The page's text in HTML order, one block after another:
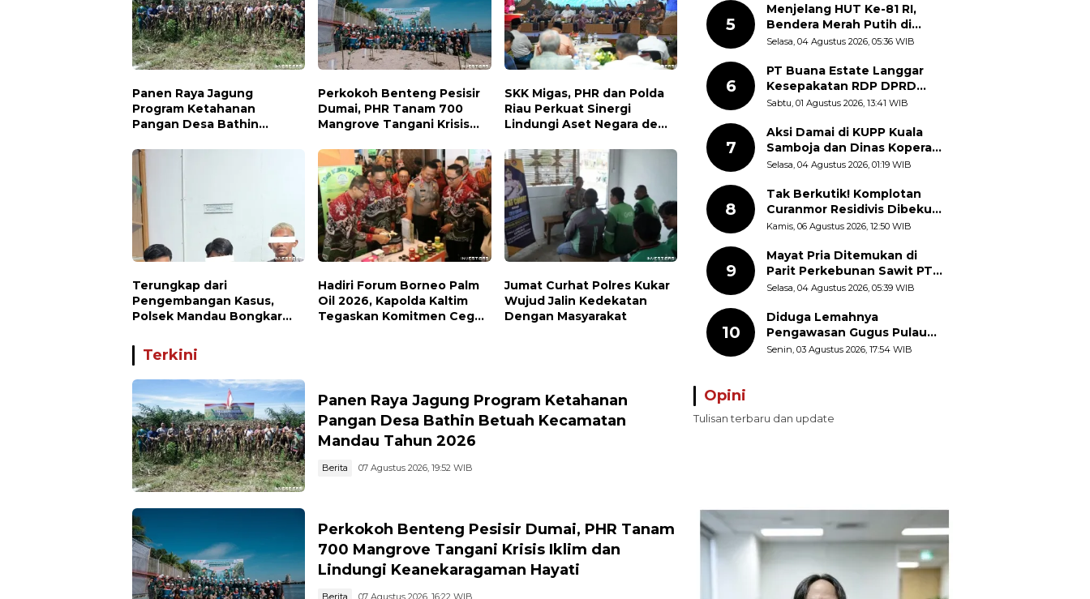
Panen Raya Jagung
Program Ketahanan
Pangan Desa Bathin
Tahun 2026
Perkokoh Benteng Pesisir
Dumai, PHR Tanam 700
Mangrove Tangani Krisis
Keanekaragaman Hayati
SKK Migas, PHR dan Polda
Riau Perkuat Sinergi
Lindungi Aset Negara demi
Nasional
Terungkap dari
Pengembangan Kasus,
Polsek Mandau Bongkar
di Air Jamban, Tiga Pelaku
Diamankan
Hadiri Forum Borneo Palm
Oil 2026, Kapolda Kaltim
Tegaskan Komitmen Cegah
Jumat Curhat Polres Kukar
Wujud Jalin Kedekatan
Dengan Masyarakat
Terkini
Panen Raya Jagung Program Ketahanan
Pangan Desa Bathin Betuah Kecamatan
Mandau Tahun 2026
Berita 07 Agustus 2026, 19:52 WIB
Perkokoh Benteng Pesisir Dumai, PHR Tanam
700 Mangrove Tangani Krisis Iklim dan
Lindungi Keanekaragaman Hayati
Berita 07 Agustus 2026, 16:22 WIB
Diajak Perkuat Semangat
Nasionalisme
5
Menjelang HUT Ke-81 RI,
Bendera Merah Putih di
Kantor Dinas Kehutanan
Selasa, 04 Agustus 2026, 05:36 WIB
6
PT Buana Estate Langgar
Kesepakatan RDP DPRD
Sumut: Pasang Pilar Tapal
Libatkan Masyarakat
Sabtu, 01 Agustus 2026, 13:41 WIB
7
Aksi Damai di KUPP Kuala
Samboja dan Dinas Koperasi
Kukar, Tuntut Keadilan dan
Selasa, 04 Agustus 2026, 01:19 WIB
8
Tak Berkutik! Komplotan
Curanmor Residivis Dibekuk
Polisi, Delapan Aksi
Terungkap
Kamis, 06 Agustus 2026, 12:50 WIB
9
Mayat Pria Ditemukan di
Parit Perkebunan Sawit PT
Hindoli Keluang, Polisi
Selasa, 04 Agustus 2026, 05:39 WIB
10
Diduga Lemahnya
Pengawasan Gugus Pulau
Provinsi Maluku Picu Dugaan
Senin, 03 Agustus 2026, 17:54 WIB
Opini
Tulisan terbaru dan update